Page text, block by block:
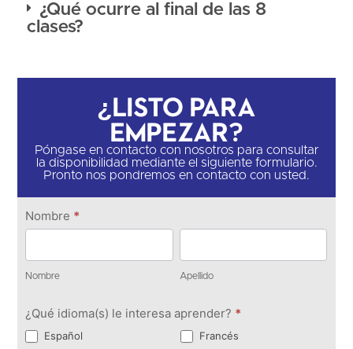
¿Qué ocurre al final de las 8
clases?
¿Listo para
empezar?
Póngase en contacto con nosotros para consultar
la disponibilidad mediante el siguiente formulario.
Pronto nos pondremos en contacto con usted.
Ponte en
contacto
Nombre *
Nombre Apellido
¿Qué idioma(s) le interesa aprender? *
Español
Francés